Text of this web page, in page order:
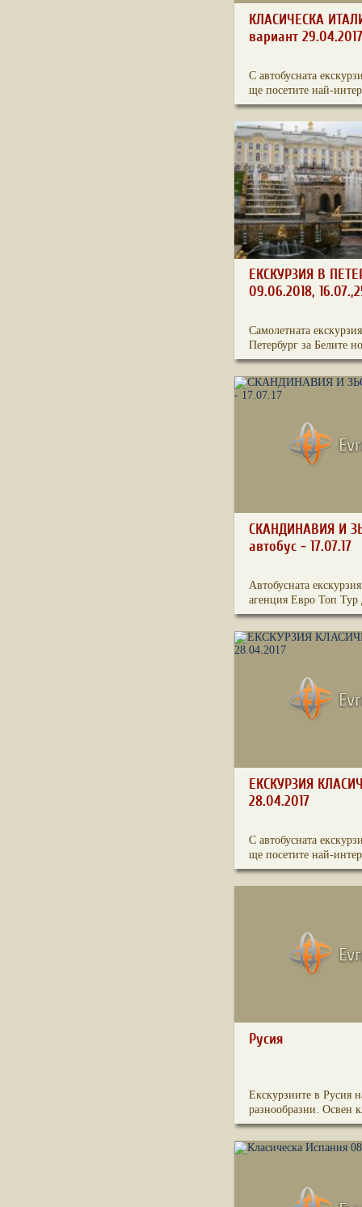
КЛАСИЧЕСКА
вариант 29.04.2017
С автобусната
ще посетите най-
ЕКСКУРЗИЯ В
09.06.2018,
Самолетната
Петербург за Белите
СКАНДИНАВИЯ И
автобус - 17.07.17
Автобусната
агенция Евро Топ
ЕКСКУРЗИЯ
28.04.2017
С автобусната
ще посетите най-
Русия
Екскурзиите в Русия
разнообразни. Освен